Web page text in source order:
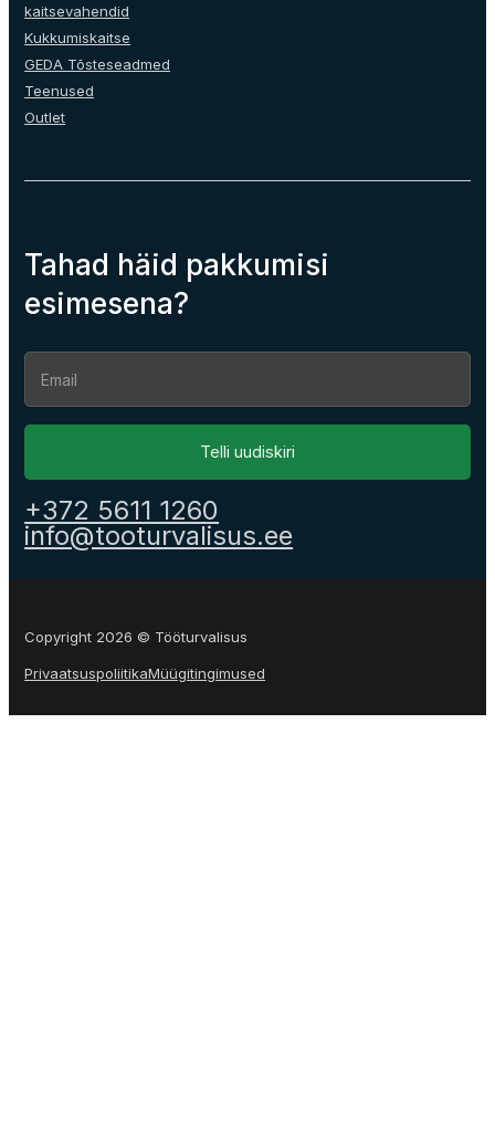
kaitsevahendid
Kukkumiskaitse
GEDA Tõsteseadmed
Teenused
Outlet
Tahad häid pakkumisi
esimesena?
Section
Telli uudiskiri
+372 5611 1260
info@tooturvalisus.ee
Copyright 2026 © Tööturvalisus
PrivaatsuspoliitikaMüügitingimused